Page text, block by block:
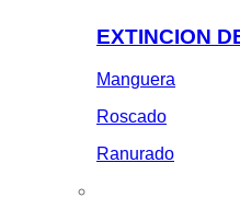
EXTINCION
Manguera
Roscado
Ranurado